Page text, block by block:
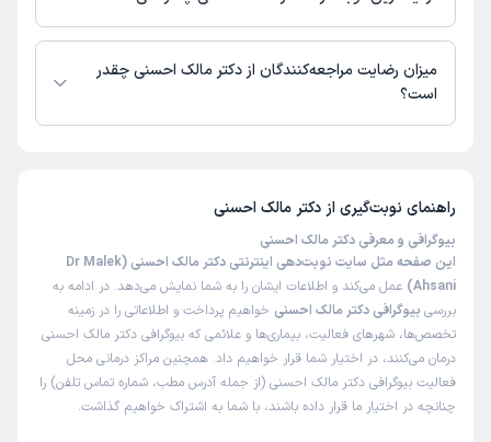
زمان نوبت‌دهی و پذیرش بیماران با هماهنگی مطب مشخص می‌شود.
میزان رضایت مراجعه‌کنندگان از دکتر مالک احسنی چقدر
است؟
راهنمای نوبت‌گیری از دکتر مالک احسنی
بیوگرافی و معرفی دکتر مالک احسنی
این صفحه مثل سایت نوبت‌دهی اینترنتی دکتر مالک احسنی (Dr Malek
Ahsani) عمل می‌کند و اطلاعات ایشان را به شما نمایش می‌دهد. در ادامه به
بررسی بیوگرافی دکتر مالک احسنی خواهیم پرداخت و اطلاعاتی را در زمینه
تخصص‌ها، شهرهای فعالیت، بیماری‌ها و علائمی که بیوگرافی دکتر مالک احسنی
درمان می‌کنند، در اختیار شما قرار خواهیم داد. همچنین مراکز درمانی محل
فعالیت بیوگرافی دکتر مالک احسنی (از جمله آدرس مطب، شماره تماس تلفن) را
چنانچه در اختیار ما قرار داده باشند، با شما به اشتراک خواهیم گذاشت.